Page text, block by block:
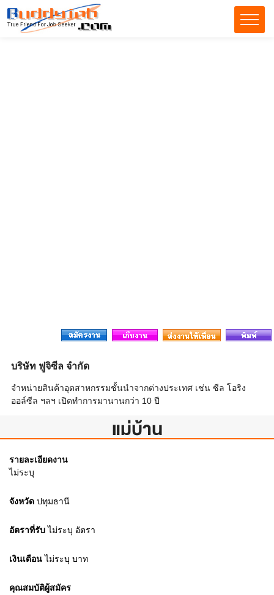
บริษัท ฟูจิซีล จำกัด
จำหน่ายสินค้าอุตสาหกรรมชั้นนำจากต่างประเทศ เช่น ซีล โอริง
ออล์ซีล ฯลฯ เปิดทำการมานานกว่า 10 ปี
แม่บ้าน
รายละเอียดงาน
ไม่ระบุ
จังหวัด ปทุมธานี
อัตราที่รับไม่ระบุ อัตรา
เงินเดือนไม่ระบุ บาท
คุณสมบัติผู้สมัคร